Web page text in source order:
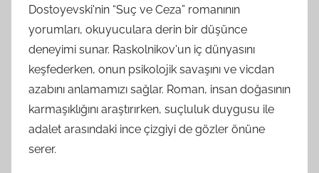
Dostoyevski'nin “Suç ve Ceza” romanının
yorumları, okuyuculara derin bir düşünce
deneyimi sunar. Raskolnikov'un iç dünyasını
keşfederken, onun psikolojik savaşını ve vicdan
azabını anlamamızı sağlar. Roman, insan doğasının
karmaşıklığını araştırırken, suçluluk duygusu ile
adalet arasındaki ince çizgiyi de gözler önüne
serer.